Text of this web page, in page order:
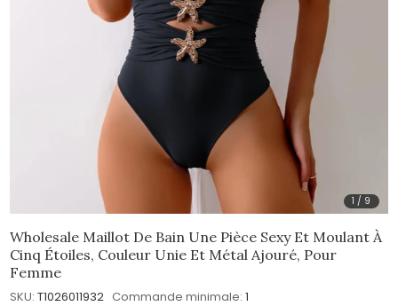
1 / 9
Wholesale Maillot De Bain Une Pièce Sexy Et Moulant À
Cinq Étoiles, Couleur Unie Et Métal Ajouré, Pour
Femme
SKU: T1026011932 Commande minimale: 1